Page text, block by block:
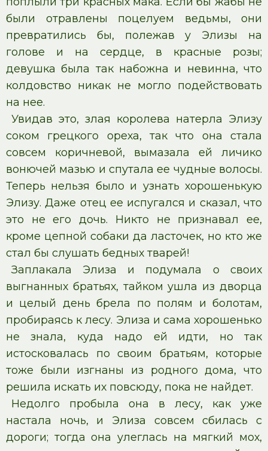
были отравлены поцелуем ведьмы, они
превратились бы, полежав у Элизы на
голове и на сердце, в красные розы;
девушка была так набожна и невинна, что
колдовство никак не могло подействовать
на нее.
Увидав это, злая королева натерла Элизу
соком грецкого ореха, так что она стала
совсем коричневой, вымазала ей личико
вонючей мазью и спутала ее чудные волосы.
Теперь нельзя было и узнать хорошенькую
Элизу. Даже отец ее испугался и сказал, что
это не его дочь. Никто не признавал ее,
кроме цепной собаки да ласточек, но кто же
стал бы слушать бедных тварей!
Заплакала Элиза и подумала о своих
выгнанных братьях, тайком ушла из дворца
и целый день брела по полям и болотам,
пробираясь к лесу. Элиза и сама хорошенько
не знала, куда надо ей идти, но так
истосковалась по своим братьям, которые
тоже были изгнаны из родного дома, что
решила искать их повсюду, пока не найдет.
Недолго пробыла она в лесу, как уже
настала ночь, и Элиза совсем сбилась с
дороги; тогда она улеглась на мягкий мох,